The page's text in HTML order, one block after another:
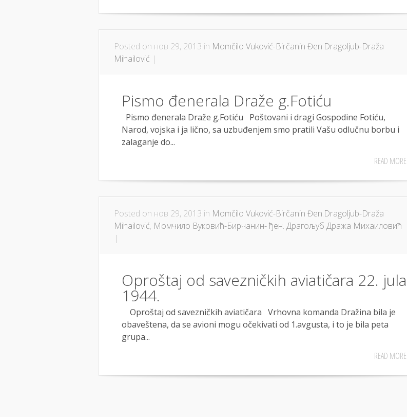
Posted on нов 29, 2013 in Momčilo Vuković-Birčanin Đen.Dragoljub-Draža
Mihailović |
Pismo đenerala Draže g.Fotiću
Pismo đenerala Draže g.Fotiću Poštovani i dragi Gospodine Fotiću,
Narod, vojska i ja lično, sa uzbuđenjem smo pratili Vašu odlučnu borbu i
zalaganje do...
READ MORE
Posted on нов 29, 2013 in Momčilo Vuković-Birčanin Đen.Dragoljub-Draža
Mihailović, Момчило Вуковић-Бирчанин- ђен. Драгољуб Дража Михаиловић
|
Oproštaj od savezničkih aviatičara 22. jula
1944.
Oproštaj od savezničkih aviatičara Vrhovna komanda Dražina bila je
obaveštena, da se avioni mogu očekivati od 1.avgusta, i to je bila peta
grupa...
READ MORE